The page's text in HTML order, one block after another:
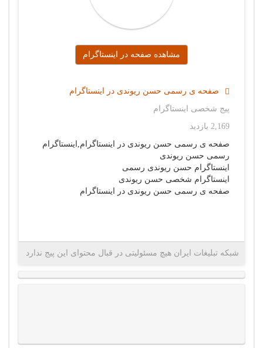
مشاهده صفحه در اینستاگرام
صفحه ی رسمی حسن ریوندی در اینستاگرام
پیج شخصی اینستاگرام
2,169 بازدید
صفحه ی رسمی حسن ریوندی در اینستاگرام,اینستاگرام
رسمی حسن ریوندی
اینستاگرام حسن ریوندی رسمی
اینستاگرام شخصی حسن ریوندی
صفحه ی رسمی حسن ریوندی در اینستاگرام
شبکه تبلیغات ایران هیچ مسئولیتی در قبال محتوای این پیج ندارد